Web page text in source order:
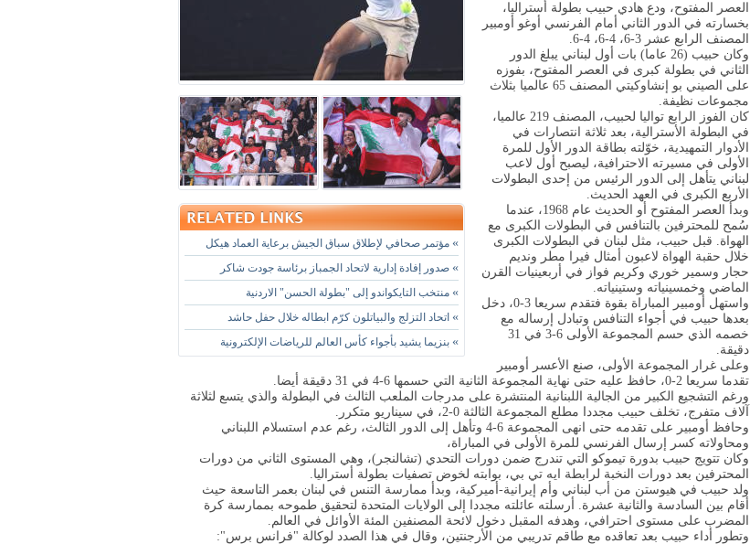
» مؤتمر صحافي لإطلاق سباق الجيش برعاية العماد هيكل
» صدور إفادة إدارية لاتحاد الجمباز برئاسة جودت شاكر
» منتخب التايكواندو إلى "بطولة الحسن" الاردنية
» اتحاد التزلج والبياتلون كرّم ابطاله خلال حفل حاشد
» بنزيما يشيد بأجواء كأس العالم للرياضات الإلكترونية
العصر المفتوح، ودع هادي حبيب بطولة أستراليا،
بخسارته في الدور الثاني أمام الفرنسي أوغو أومبير
المصنف الرابع عشر 3-6، 4-6، 4-6.
وكان حبيب (26 عاما) بات أول لبناني يبلغ الدور
الثاني في بطولة كبرى في العصر المفتوح، بفوزه
على الصيني بو إنشاوكيتي المصنف 65 عالميا بثلاث
مجموعات نظيفة.
كان الفوز الرابع تواليا لحبيب، المصنف 219 عالميا،
في البطولة الأسترالية، بعد ثلاثة انتصارات في
الأدوار التمهيدية، خوّلته بطاقة الدور الأول للمرة
الأولى في مسيرته الاحترافية، ليصبح أول لاعب
لبناني يتأهل إلى الدور الرئيس من إحدى البطولات
الأربع الكبرى في العهد الحديث.
وبدأ العصر المفتوح أو الحديث عام 1968، عندما
سُمح للمحترفين بالتنافس في البطولات الكبرى مع
الهواة. قبل حبيب، مثل لبنان في البطولات الكبرى
خلال حقبة الهواة لاعبون أمثال فيرا مطر ونديم
حجار وسمير خوري وكريم فواز في أربعينيات القرن
الماضي وخمسينياته وستينياته.
واستهل أومبير المباراة بقوة فتقدم سريعا 3-0، دخل
بعدها حبيب في أجواء التنافس وتبادل إرساله مع
خصمه الذي حسم المجموعة الأولى 6-3 في 31
دقيقة.
وعلى غرار المجموعة الأولى، صنع الأعسر أومبير
تقدما سريعا 2-0، حافظ عليه حتى نهاية المجموعة الثانية التي حسمها 6-4 في 31 دقيقة أيضا.
ورغم التشجيع الكبير من الجالية اللبنانية المنتشرة على مدرجات الملعب الثالث في البطولة والذي يتسع لثلاثة
آلاف متفرج، تخلف حبيب مجددا مطلع المجموعة الثالثة 0-2، في سيناريو متكرر.
وحافظ أومبير على تقدمه حتى انهى المجموعة 6-4 وتأهل إلى الدور الثالث، رغم عدم استسلام اللبناني
ومحاولاته كسر إرسال الفرنسي للمرة الأولى في المباراة،
وكان تتويج حبيب بدورة تيموكو التي تندرج ضمن دورات التحدي (تشالنجر)، وهي المستوى الثاني من دورات
المحترفين بعد دورات النخبة لرابطة ايه تي بي، بوابته لخوض تصفيات بطولة أستراليا.
ولد حبيب في هيوستن من أب لبناني وأم إيرانية-أميركية، وبدأ ممارسة التنس في لبنان بعمر التاسعة حيث
أقام بين السادسة والثانية عشرة. أرسلته عائلته مجددا إلى الولايات المتحدة لتحقيق طموحه بممارسة كرة
المضرب على مستوى احترافي، وهدفه المقبل دخول لائحة المصنفين المئة الأوائل في العالم.
وتطور أداء حبيب بعد تعاقده مع طاقم تدريبي من الأرجنتين، وقال في هذا الصدد لوكالة "فرانس برس":